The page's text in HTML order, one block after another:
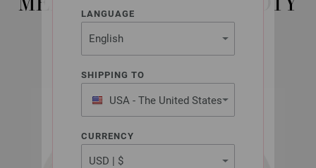
LANGUAGE
SHIPPING TO
USA - The United States
of America
CURRENCY
MEILENWEIT 100G SOOTY